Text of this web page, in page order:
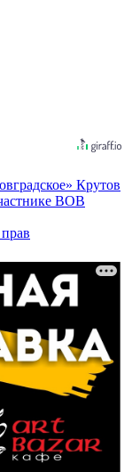
Крутов
ВОВ